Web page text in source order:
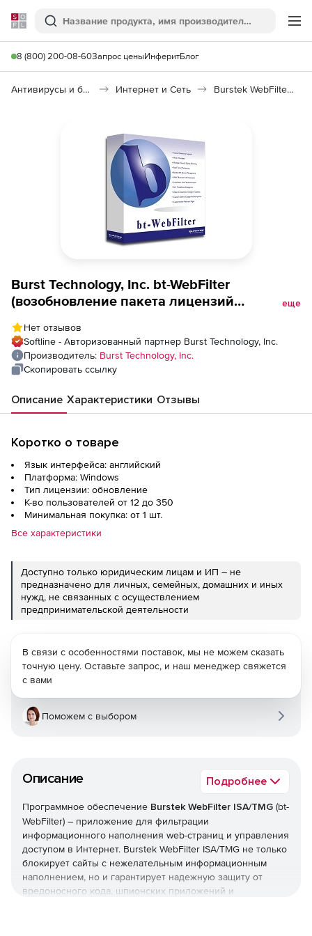
Softline
Поиск
8 (800) 200-08-60Запрос ценыИнферитБлог
Антивирусы и безопасность Интернет и Сеть Burstek WebFilter ISA/TMG
Burst Technology, Inc. bt-WebFilter
(возобновление пакета лицензий
пользователей
еще
Нет отзывов
Softline - Авторизованный партнер Burst Technology, Inc.
Производитель: Burst Technology, Inc.
Скопировать ссылку
Описание Характеристики Отзывы
Коротко о товаре
Язык интерфейса: английский
Платформа: Windows
Тип лицензии: обновление
К-во пользователей от 12 до 350
Минимальная покупка: от 1 шт.
Все характеристики
Доступно только юридическим лицам и ИП – не
предназначено для личных, семейных, домашних и иных
нужд, не связанных с осуществлением
предпринимательской деятельности
Описание Подробнее
Программное обеспечение Burstek WebFilter ISA/TMG (bt-
WebFilter) – приложение для фильтрации
информационного наполнения web-страниц и управления
доступом в Интернет. Burstek WebFilter ISA/TMG не только
блокирует сайты с нежелательным информационным
наполнением, но и гарантирует надежную защиту от
вредоносного кода, шпионских приложений и
В связи с особенностями поставок, мы не можем сказать
точную цену. Оставьте запрос, и наш менеджер свяжется
с вами
Поможем с выбором